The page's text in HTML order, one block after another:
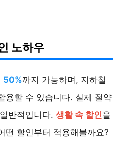
노하우
50%까지 가능하며, 지하철
용할 수 있습니다. 실제 절약
반적입니다. 생활 속 할인을
떤 할인부터 적용해볼까요?